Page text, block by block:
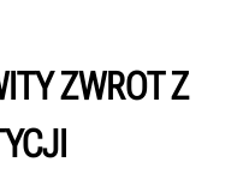
ZWROT Z